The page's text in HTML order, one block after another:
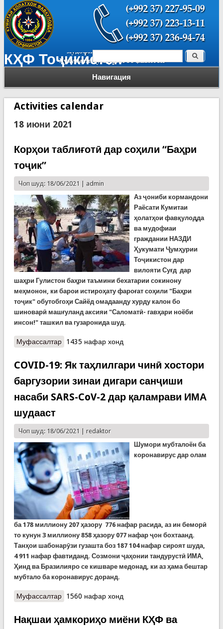
КҲФ Тоҷикистон
Навигация
Форма поиска Поиск
Activities calendar
18 июни 2021
Корҳои таблиғотӣ дар соҳили “Баҳри
тоҷик”
Чоп шуд: 18/06/2021 | admin
Аз ҷониби кормандони
Раёсати Кумитаи
ҳолатҳои фавқулодда
ва мудофиаи
граждании НАЗДИ
Ҳукумати Ҷумҳурии
Тоҷикистон дар
вилояти Суғд дар
шаҳри Гулистон баҳри таъмини бехатарии сокинону
меҳмонон, ки барои истироҳату фароғат соҳили "Баҳри
тоҷик" обутобгоҳи Сайёд омадаанду хурду калон бо
шиноварӣ машғуланд аксияи "Саломатӣ- гавҳари ноёби
инсон!" ташкил ва гузаронида шуд.
Муфассалтаро Корҳои таблиғотӣ дар соҳили “Баҳри тоҷик”
1435 нафар хонд
COVID-19: Як таҳлилгари чинӣ хостори
баргузории зинаи дигари санҷиши
насаби SARS-CoV-2 дар қаламрави ИМА
шудааст
Чоп шуд: 18/06/2021 | redaktor
Шумори мубталоён ба
коронавирус дар олам
ба178 миллиону 207ҳазору 776 нафар расида, аз ин беморӣ
то кунун 3 миллиону 858 ҳазору 077 нафар ҷон бохтаанд.
Танҳои шабонарӯзи гузашта боз 187 104 нафар сироят шуда,
4 911 нафар фавтиданд. Созмони ҷаҳонии тандурустӣ ИМА,
Ҳинд ва Бразилияро се кишваре медонад, ки аз ҳама бештар
мубтало ба коронавирус доранд.
Муфассалтаро COVID-19: Як таҳлилгари чинӣ хостори
CoV-2 дар қаламрави ИМА шудааст
1560 нафар хонд
Нақшаи ҳамкориҳо миёни КҲФ ва